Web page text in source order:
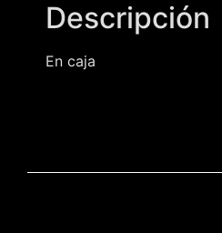
Descripción
En caja